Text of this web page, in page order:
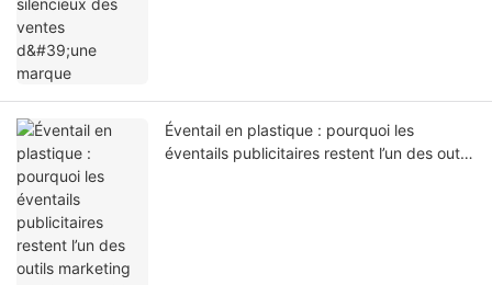
Éventail en plastique : pourquoi les
éventails publicitaires restent l’un des outils